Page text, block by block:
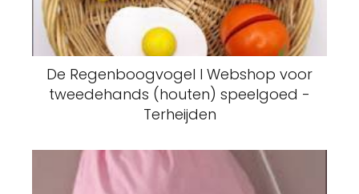
De Regenboogvogel I Webshop voor
tweedehands (houten) speelgoed -
Terheijden